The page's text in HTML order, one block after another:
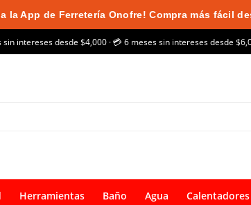
la App de Ferretería Onofre! Compra más fácil
intereses desde $4,000 · 💳 6 meses sin intereses desde
Herramientas Baño Agua Calentadores